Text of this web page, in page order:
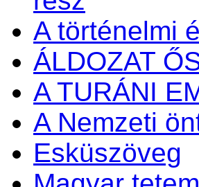
A történelmi
ÁLDOZAT
A TURÁNI
A Nemzeti
Esküszöveg